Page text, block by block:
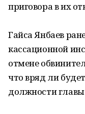
приговора в их
Гайса Янбаев
кассационной
отмене
что вряд ли
должности